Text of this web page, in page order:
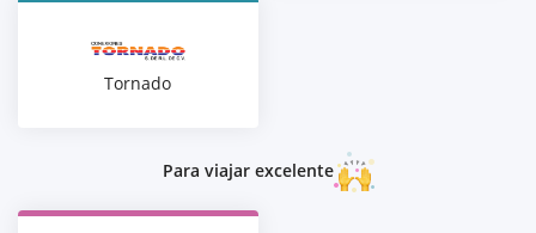
Tornado
Para viajar excelente